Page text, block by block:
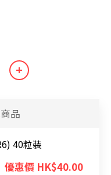
品
40粒裝
優惠價 HK$40.00